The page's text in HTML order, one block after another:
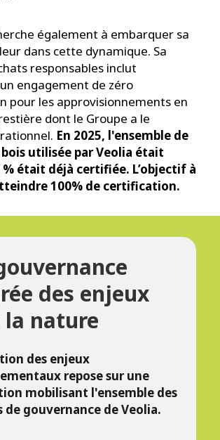
également à embarquer sa
dans cette dynamique. Sa
responsables inclut
engagement de zéro
pour les approvisionnements en
dont le Groupe a le
En 2025, l'ensemble de
utilisée par Veolia était
était déjà certifiée. L’objectif à
100% de certification.
des enjeux
la nature
des enjeux
repose sur une
mobilisant l'ensemble des
de gouvernance de Veolia.